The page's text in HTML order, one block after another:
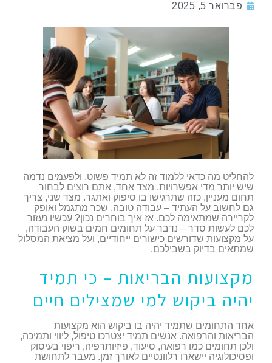
פברואר 5, 2025
להחליט מה כדאי ללמוד זה לא תמיד פשוט, ולפעמים נדמה
שיש יותר מדי אפשרויות. מצד אחד, אתם רוצים לבחור
תחום מעניין, כזה שתרגישו בו סיפוק ואתגר. מצד שני, צריך
גם לחשוב על העתיד – עבודה טובה, שכר מתגמל ואופק
לקריירה שמתאימה לכם. אז איך בוחרים נכון? עכשיו נעזור
לכם לעשות סדר – נדבר על תחומים חמים בשוק העבודה,
על מקצועות שדורשים כישורים ייחודיים, ועל מציאת המסלול
שמתאים בדיוק בשבילכם.
מקצועות הבריאות – כי תמיד
יהיה ביקוש למי שמצילים חיים
אחד התחומים שתמיד יהיה בו ביקוש הוא מקצועות
הבריאות והרפואה. אנשים תמיד יצטרכו טיפול, ליווי ותמיכה,
ולכן תחומים כמו רפואה, סיעוד, פיזיותרפיה, ריפוי בעיסוק
ופסיכולוגיה יישארו רלוונטיים לאורך זמן. מעבר לתחושת